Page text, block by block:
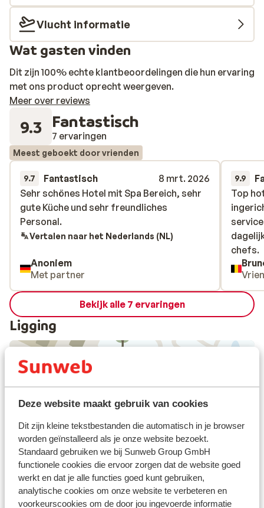
Deze website maakt gebruik van cookies
Dit zijn kleine tekstbestanden die automatisch in je browser
worden geïnstalleerd als je onze website bezoekt.
Standaard gebruiken we bij Sunweb Group GmbH
functionele cookies die ervoor zorgen dat de website goed
werkt en dat je alle functies goed kunt gebruiken,
analytische cookies om onze website te verbeteren en
voorkeurscookies om de door jou ingevoerde informatie
Vlucht informatie
Wat gasten vinden
Dit zijn 100% echte klantbeoordelingen die hun ervaring
met ons product oprecht weergeven.
Meer over reviews
9.3 Fantastisch
7 ervaringen
Meest geboekt door vrienden
9.7 Fantastisch
8 mrt. 2026
Sehr schönes Hotel mit Spa Bereich, sehr
gute Küche und sehr freundliches
Personal.
Sehr schönes Hotel mit Spa Bereich, sehr
gute Küche und sehr freundliches
Personal.
Vertalen naar het Nederlands (NL)
Anoniem
Met partner
9.9
Top
chefs.
Top
chefs.
Bekijk alle 7 ervaringen
Ligging
Afstanden
Centrum: 1 km
Skipiste: 1 km